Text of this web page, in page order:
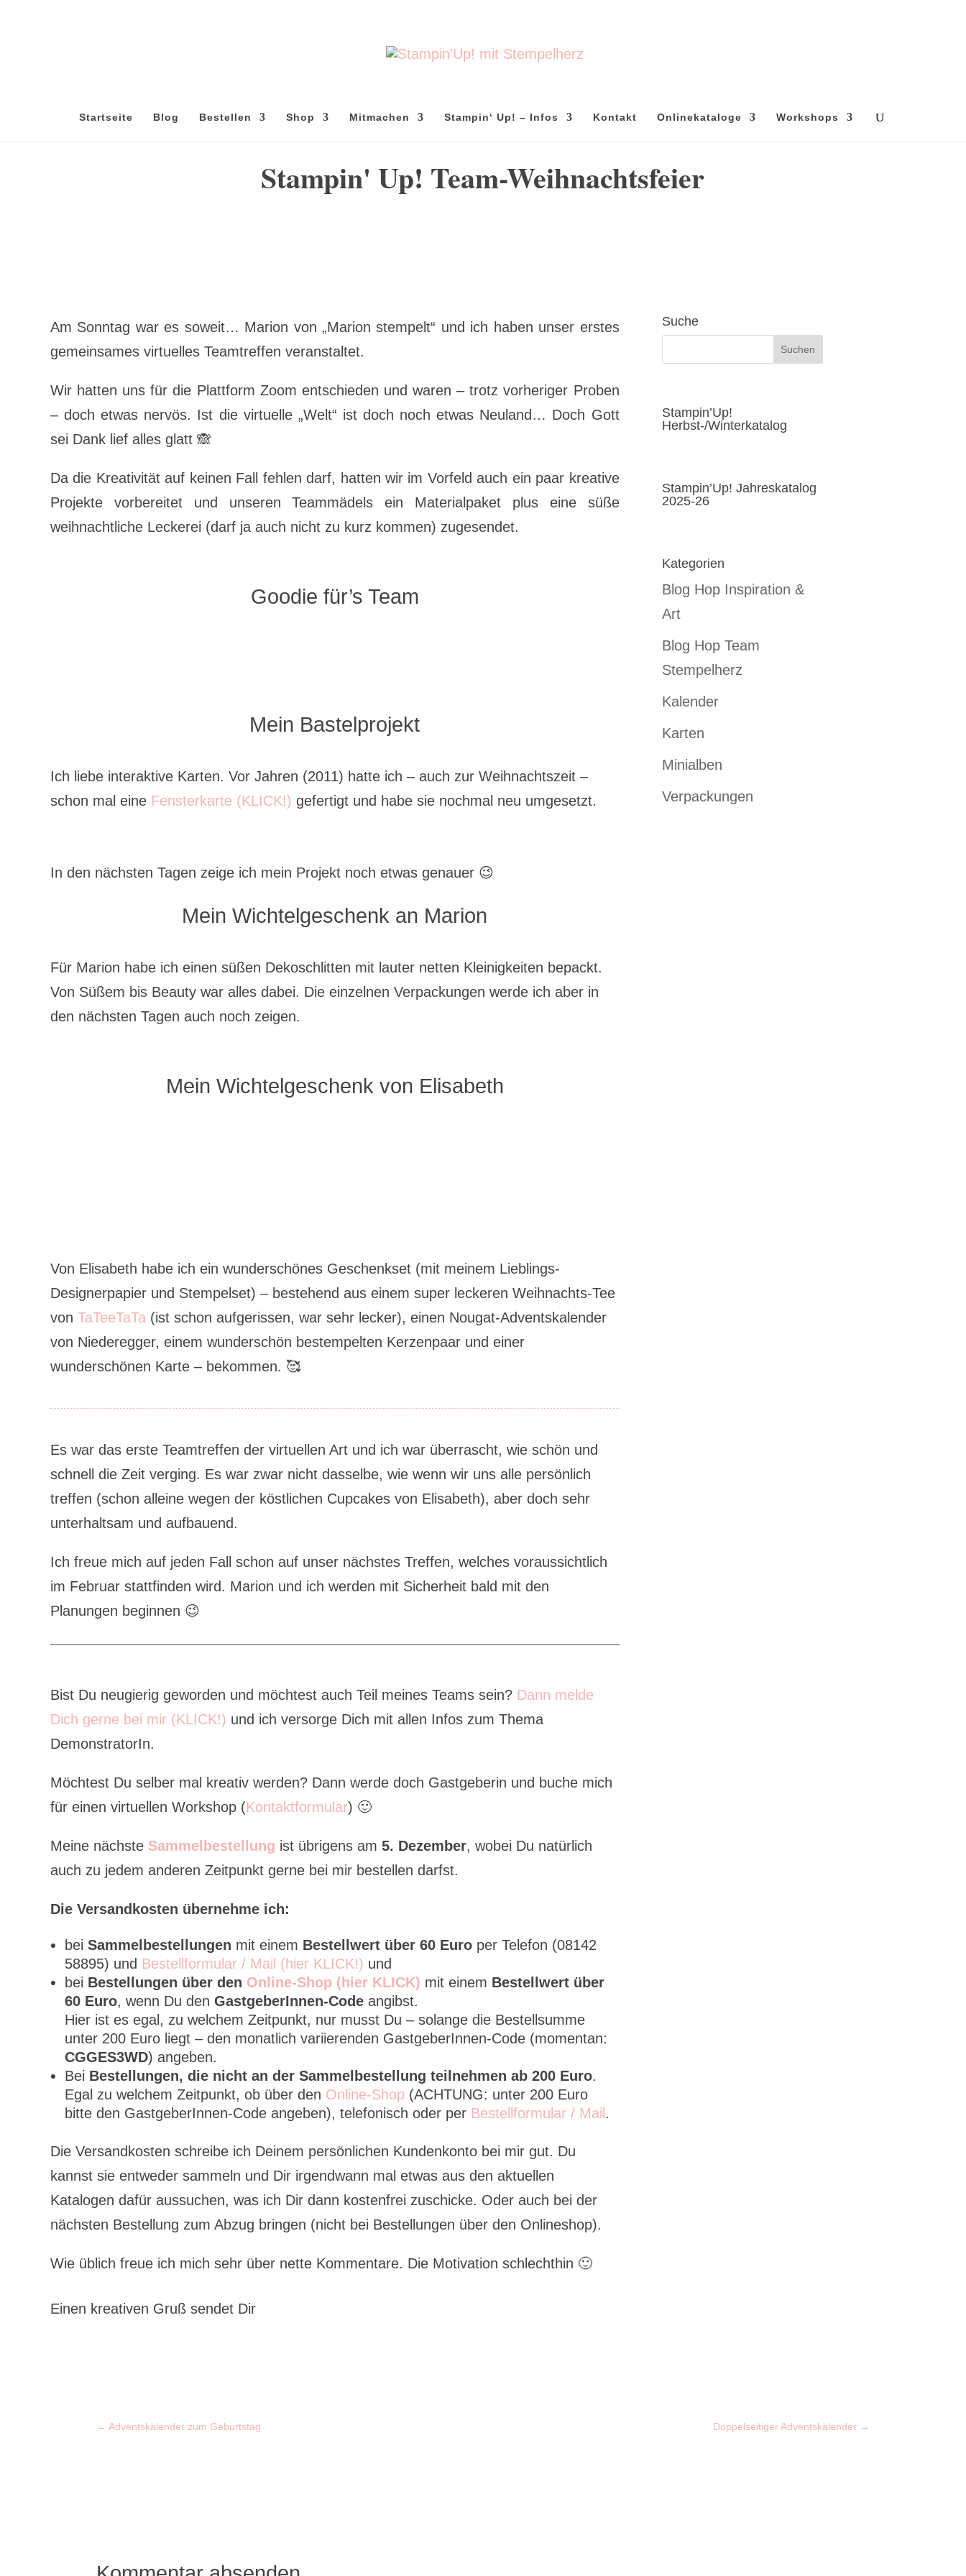
Startseite Blog Bestellen Shop Mitmachen Stampin‘ Up! – Infos Kontakt Onlinekataloge Workshops
Stampin' Up! Team-Weihnachtsfeier
Am Sonntag war es soweit… Marion von „Marion stempelt“ und ich haben unser erstes
gemeinsames virtuelles Teamtreffen veranstaltet.
Wir hatten uns für die Plattform Zoom entschieden und waren – trotz vorheriger Proben
– doch etwas nervös. Ist die virtuelle „Welt“ ist doch noch etwas Neuland… Doch Gott
sei Dank lief alles glatt 🙈
Da die Kreativität auf keinen Fall fehlen darf, hatten wir im Vorfeld auch ein paar kreative
Projekte vorbereitet und unseren Teammädels ein Materialpaket plus eine süße
weihnachtliche Leckerei (darf ja auch nicht zu kurz kommen) zugesendet.
Goodie für’s Team
Mein Bastelprojekt
Ich liebe interaktive Karten. Vor Jahren (2011) hatte ich – auch zur Weihnachtszeit –
schon mal eine Fensterkarte (KLICK!) gefertigt und habe sie nochmal neu umgesetzt.
In den nächsten Tagen zeige ich mein Projekt noch etwas genauer 😉
Mein Wichtelgeschenk an Marion
Für Marion habe ich einen süßen Dekoschlitten mit lauter netten Kleinigkeiten bepackt.
Von Süßem bis Beauty war alles dabei. Die einzelnen Verpackungen werde ich aber in
den nächsten Tagen auch noch zeigen.
Mein Wichtelgeschenk von Elisabeth
Von Elisabeth habe ich ein wunderschönes Geschenkset (mit meinem Lieblings-
Designerpapier und Stempelset) – bestehend aus einem super leckeren Weihnachts-Tee
von TaTeeTaTa (ist schon aufgerissen, war sehr lecker), einen Nougat-Adventskalender
von Niederegger, einem wunderschön bestempelten Kerzenpaar und einer
wunderschönen Karte – bekommen. 🥰
Es war das erste Teamtreffen der virtuellen Art und ich war überrascht, wie schön und
schnell die Zeit verging. Es war zwar nicht dasselbe, wie wenn wir uns alle persönlich
treffen (schon alleine wegen der köstlichen Cupcakes von Elisabeth), aber doch sehr
unterhaltsam und aufbauend.
Ich freue mich auf jeden Fall schon auf unser nächstes Treffen, welches voraussichtlich
im Februar stattfinden wird. Marion und ich werden mit Sicherheit bald mit den
Planungen beginnen 😉
Bist Du neugierig geworden und möchtest auch Teil meines Teams sein? Dann melde
Dich gerne bei mir (KLICK!) und ich versorge Dich mit allen Infos zum Thema
DemonstratorIn.
Möchtest Du selber mal kreativ werden? Dann werde doch Gastgeberin und buche mich
für einen virtuellen Workshop (Kontaktformular) 🙂
Meine nächste Sammelbestellung ist übrigens am 5. Dezember, wobei Du natürlich
auch zu jedem anderen Zeitpunkt gerne bei mir bestellen darfst.
Die Versandkosten übernehme ich:
bei Sammelbestellungen mit einem Bestellwert über 60 Euro per Telefon (08142
58895) und Bestellformular / Mail (hier KLICK!) und
bei Bestellungen über den Online-Shop (hier KLICK) mit einem Bestellwert über
60 Euro, wenn Du den GastgeberInnen-Code angibst.
Hier ist es egal, zu welchem Zeitpunkt, nur musst Du – solange die Bestellsumme
unter 200 Euro liegt – den monatlich variierenden GastgeberInnen-Code (momentan:
CGGES3WD) angeben.
Bei Bestellungen, die nicht an der Sammelbestellung teilnehmen ab 200 Euro.
Egal zu welchem Zeitpunkt, ob über den Online-Shop (ACHTUNG: unter 200 Euro
bitte den GastgeberInnen-Code angeben), telefonisch oder per Bestellformular / Mail.
Die Versandkosten schreibe ich Deinem persönlichen Kundenkonto bei mir gut. Du
kannst sie entweder sammeln und Dir irgendwann mal etwas aus den aktuellen
Katalogen dafür aussuchen, was ich Dir dann kostenfrei zuschicke. Oder auch bei der
nächsten Bestellung zum Abzug bringen (nicht bei Bestellungen über den Onlineshop).
Wie üblich freue ich mich sehr über nette Kommentare. Die Motivation schlechthin 🙂
Einen kreativen Gruß sendet Dir
Suche
Stampin’Up!
Herbst-/Winterkatalog
Stampin’Up! Jahreskatalog
2025-26
Kategorien
Blog Hop Inspiration &
Art
Blog Hop Team
Stempelherz
Kalender
Karten
Minialben
Verpackungen
←Adventskalender zum Geburtstag Doppelseitiger Adventskalender→